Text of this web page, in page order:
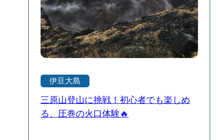
とにした。 島で一番賑やかな元町港の、
あのひらけた明るい雰囲気も大好き。 で
も、この岡田港周辺の、どこかキュンと
するノスタルジックな佇まいもすごく素
ていて、昔ながらの可愛いお家や小さな
お土産屋さんが斜面に寄り添うように並
んでいる。 お気に入りのスニーカーで一
歩ずつ坂を登って、ふと振り返ると、真
伊豆大島
三原山登山に挑戦！初心者でも楽しめ
る、圧巻の火口体験🔥